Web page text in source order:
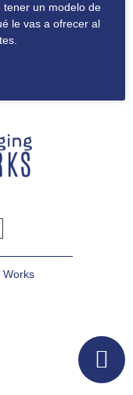
tener un modelo de
le vas a ofrecer al
Works